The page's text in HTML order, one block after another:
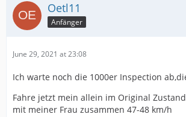
Oetl11
Anfänger
June 29, 2021 at 23:08
Ich warte noch die 1000er Inspection
Fahre jetzt mein allein im Original
mit meiner Frau zusammen 47-48 km/h